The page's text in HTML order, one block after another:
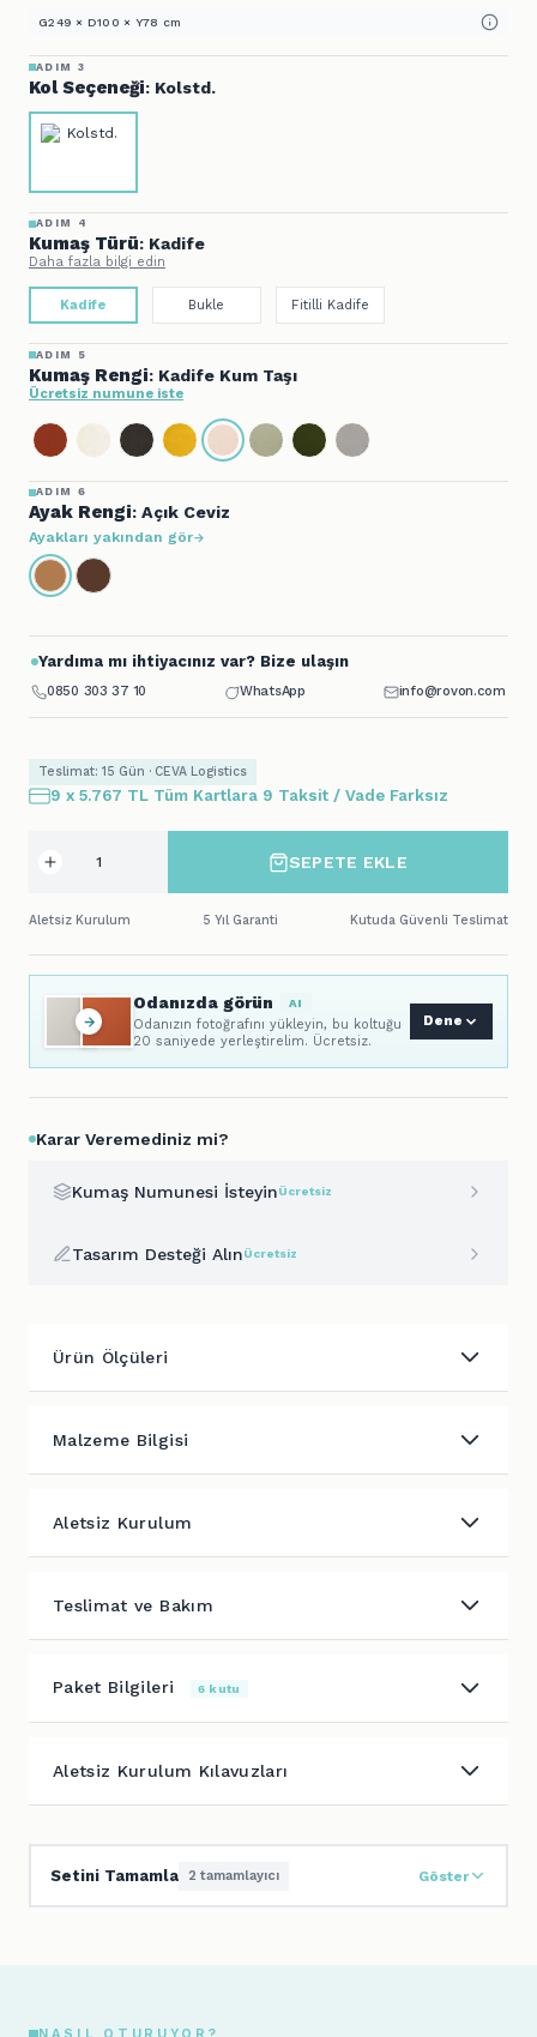
G249 × D100 × Y78 cm
ADIM 3
Kol Seçeneği: Kolstd.
ADIM 4
Kumaş Türü: Kadife
Daha fazla bilgi edin
Kadife Bukle Fitilli Kadife
ADIM 5
Kumaş Rengi: Kadife Kum Taşı
Ücretsiz numune iste
ADIM 6
Ayak Rengi: Açık Ceviz
Ayakları yakından gör
Yardıma mı ihtiyacınız var? Bize ulaşın
0850 303 37 10 WhatsApp info@rovon.com
Teslimat: 15 Gün · CEVA Logistics
9 x 5.767 TL Tüm Kartlara 9 Taksit / Vade Farksız
SEPETE EKLE
Aletsiz Kurulum 5 Yıl Garanti Kutuda Güvenli Teslimat
Odanızda görün AI
Odanızın fotoğrafını yükleyin, bu koltuğu
20 saniyede yerleştirelim. Ücretsiz.
Dene
Karar Veremediniz mi?
Kumaş Numunesi İsteyinÜcretsiz
Tasarım Desteği AlınÜcretsiz
Ürün Ölçüleri
Malzeme Bilgisi
Aletsiz Kurulum
Teslimat ve Bakım
Paket Bilgileri 6 kutu
Aletsiz Kurulum Kılavuzları
Setini Tamamla 2 tamamlayıcı Göster